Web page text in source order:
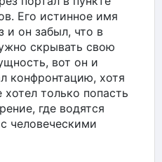
Его истинное имя
и он забыл, что в
скрывать свою
вот он и
конфронтацию, хотя
только попасть
где водятся
человеческими